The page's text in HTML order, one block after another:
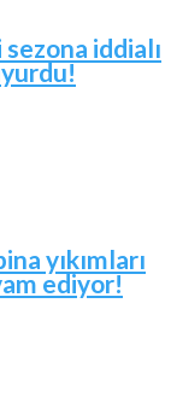
iddialı
yıkımları
ediyor!